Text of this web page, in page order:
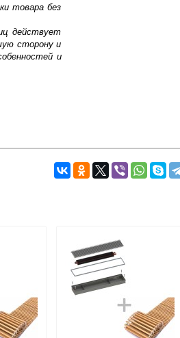
товара без
действует
сторону и
и
Подробнее об оплате